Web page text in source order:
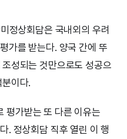
정상회담은 국내외의 우려
가를 받는다. 양국 간에 뚜
성되는 것만으로도 성공으
이다.
평가받는 또 다른 이유는
. 정상회담 직후 열린 이 행